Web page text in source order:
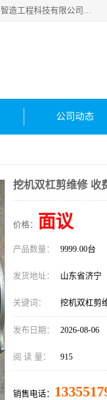
济宁智造工程科技有限公司是一家经营智造大观、挖机属具、滚筒筛分斗等产品的滑移装载机厂家。济宁智造工程科技有限公司奉行以质量赢得用户，诚信为本，互利共赢的宗旨，依靠雄厚的技术力量，科学的管理制度，先进的加工检测设备，始终坚持以客户为中心，免费咨询！
公司动态
挖机双杠剪维修 收
价格： 面议
产品数量： 9999.00台
发货地址： 山东省济宁
关键词： 挖机双杠剪
发布日期： 2026-08-06
阅 读 量： 915
销售电话：